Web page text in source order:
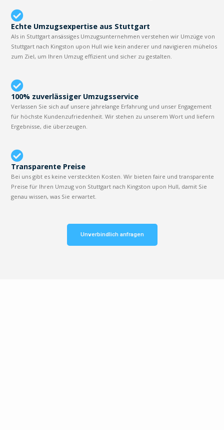
Echte Umzugsexpertise aus Stuttgart
Als in Stuttgart ansässiges Umzugsunternehmen verstehen wir Umzüge von
Stuttgart nach Kingston upon Hull wie kein anderer und navigieren mühelos
zum Ziel, um Ihren Umzug effizient und sicher zu gestalten.
100% zuverlässiger Umzugsservice
Verlassen Sie sich auf unsere jahrelange Erfahrung und unser Engagement
für höchste Kundenzufriedenheit. Wir stehen zu unserem Wort und liefern
Ergebnisse, die überzeugen.
Transparente Preise
Bei uns gibt es keine versteckten Kosten. Wir bieten faire und transparente
Preise für Ihren Umzug von Stuttgart nach Kingston upon Hull, damit Sie
genau wissen, was Sie erwartet.
Unverbindlich anfragen